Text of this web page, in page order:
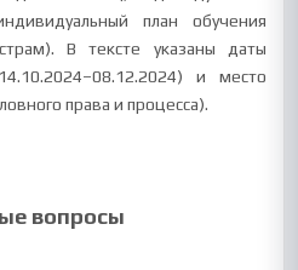
план обучения
В тексте указаны даты
и место
права и процесса).
вопросы